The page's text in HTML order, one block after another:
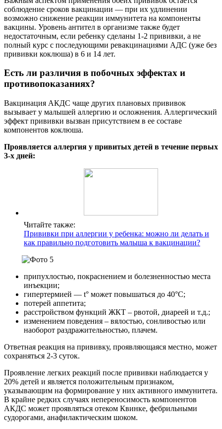
соблюдение сроков вакцинации — при их удлинении
возможно снижение реакции иммунитета на компоненты
вакцины. Уровень антител в организме также будет
недостаточным, если ребенку сделаны 1-2 прививки, а не
полный курс с последующими ревакцинациями АДС (уже без
прививки коклюша) в 6 и 14 лет.
Есть ли различия в побочных эффектах и
противопоказаниях?
Вакцинация АКДС чаще других плановых прививок
вызывает у малышей аллергию и осложнения. Аллергический
эффект прививки вызван присутствием в ее составе
компонентов коклюша.
Проявляется аллергия у привитых детей в течение первых
3-х дней:
Читайте также:
Прививки при аллергии у ребенка: можно ли делать и
как правильно подготовить малыша к вакцинации?
припухлостью, покраснением и болезненностью места
инъекции;
гипертермией — t° может повышаться до 40°C;
потерей аппетита;
расстройством функций ЖКТ – рвотой, диареей и т.д.;
изменением поведения – вялостью, сонливостью или
наоборот раздражительностью, плачем.
Ответная реакция на прививку, проявляющаяся местно, может
сохраняться 2-3 суток.
Проявление легких реакций после прививки наблюдается у
20% детей и является положительным признаком,
указывающим на формирование у них активного иммунитета.
В крайне редких случаях непереносимость компонентов
АКДС может проявляться отеком Квинке, фебрильными
судорогами, анафилактическим шоком.